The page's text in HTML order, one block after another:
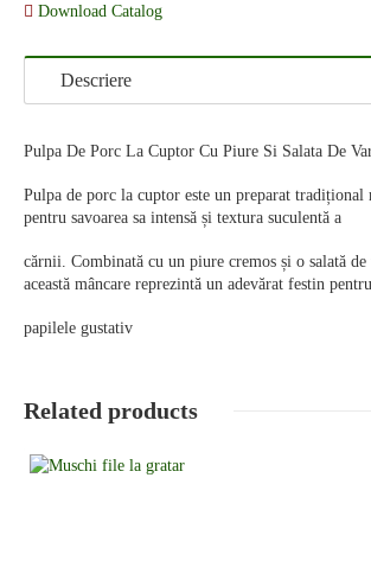
Download Catalog
Descriere
Pulpa De Porc La Cuptor Cu Piure Si Salata De
Pulpa de porc la cuptor este un preparat tradițional
pentru savoarea sa intensă și textura suculentă a
cărnii. Combinată cu un piure cremos și o salată de
această mâncare reprezintă un adevărat festin pentru
papilele gustativ
Related products